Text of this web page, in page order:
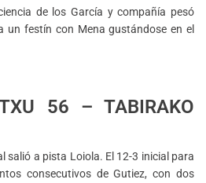
de los García y compañía pesó
un festín con Mena gustándose en el
56 – TABIRAKO
salió a pista Loiola. El 12-3 inicial para
consecutivos de Gutiez, con dos